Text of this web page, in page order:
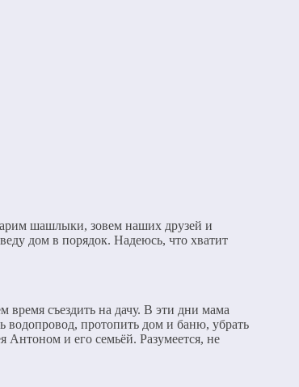
шашлыки, зовем наших друзей и
дом в порядок. Надеюсь, что хватит
съездить на дачу. В эти дни мама
водопровод, протопить дом и баню, убрать
Антоном и его семьёй. Разумеется, не